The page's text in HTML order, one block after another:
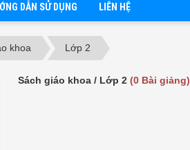
DẪN SỬ DỤNG LIÊN HỆ
khoa Lớp 2
Sách giáo khoa / Lớp 2 (0 Bài giảng)